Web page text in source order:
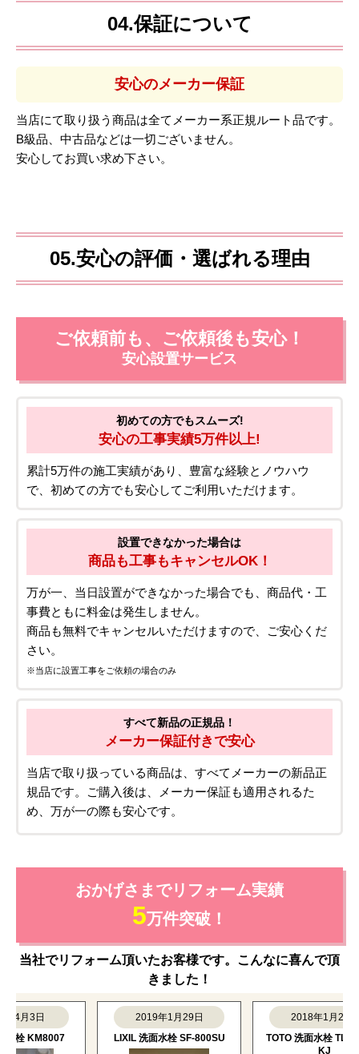
04.保証について
安心のメーカー保証
当店にて取り扱う商品は全てメーカー系正規ルート品です。
B級品、中古品などは一切ございません。
安心してお買い求め下さい。
05.安心の評価・選ばれる理由
ご依頼前も、ご依頼後も安心！
安心設置サービス
初めての方でもスムーズ!
安心の工事実績5万件以上!
累計5万件の施工実績があり、豊富な経験とノウハウ
で、初めての方でも安心してご利用いただけます。
設置できなかった場合は
商品も工事もキャンセルOK！
万が一、当日設置ができなかった場合でも、商品代・工
事費ともに料金は発生しません。
商品も無料でキャンセルいただけますので、ご安心くだ
さい。
※当店に設置工事をご依頼の場合のみ
すべて新品の正規品！
メーカー保証付きで安心
当店で取り扱っている商品は、すべてメーカーの新品正
規品です。ご購入後は、メーカー保証も適用されるた
め、万が一の際も安心です。
おかげさまでリフォーム実績
5万件突破！
当社でリフォーム頂いたお客様です。こんなに喜んで頂
きました！
3日
KM8007
2019年1月29日
LIXIL 洗面水栓 SF-800SU
2018年1月29日
TOTO 洗面水栓